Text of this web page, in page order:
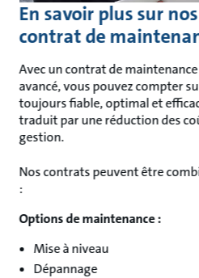
En savoir plus sur
contrat de
Avec un contrat de
avancé, vous pouvez compter
toujours fiable, optimal et
traduit par une réduction des
gestion.
Nos contrats peuvent être
:
Options de maintenance :
Mise à niveau
Dépannage